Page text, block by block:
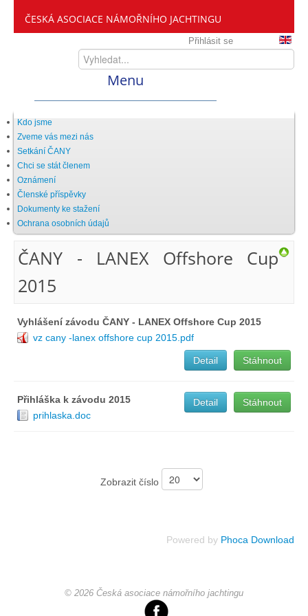
ČESKÁ ASOCIACE NÁMOŘNÍHO JACHTINGU
Přihlásit se
Menu
Home
ČANY
Kdo jsme
Zveme vás mezi nás
Setkání ČANY
Chci se stát členem
Členské příspěvky
Kdo jsme
Zveme vás mezi nás
Setkání ČANY
Chci se stát členem
Oznámení
Členské příspěvky
Dokumenty ke stažení
Ochrana osobních údajů
ČANY - LANEX Offshore Cup
2015
Vyhlášení závodu ČANY - LANEX Offshore Cup 2015
vz cany -lanex offshore cup 2015.pdf
Stáhnout
Detail
Přihláška k závodu 2015
prihlaska.doc
Stáhnout
Detail
Zobrazit číslo
Powered by Phoca Download
© 2026 Česká asociace námořního jachtingu